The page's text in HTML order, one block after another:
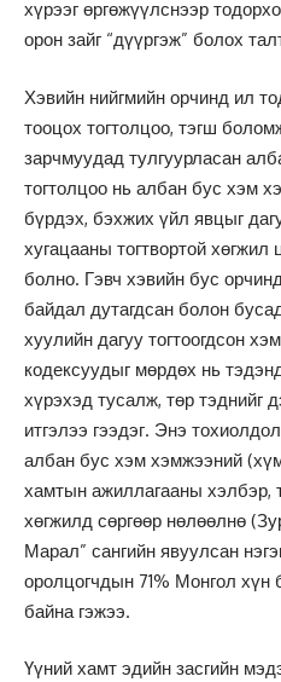
хүрээг өргөжүүлснээр
орон зайг “дүүргэж” болох
Хэвийн нийгмийн орчинд ил
тооцох тогтолцоо, тэгш
зарчмуудад тулгуурласан
тогтолцоо нь албан бус хэм
бүрдэх, бэхжих үйл явцыг
хугацааны тогтвортой хөгжил
болно. Гэвч хэвийн бус
байдал дутагдсан болон
хуулийн дагуу тогтоогдсон
кодексуудыг мөрдөх нь
хүрэхэд тусалж, төр тэднийг
итгэлээ гээдэг. Энэ
албан бус хэм хэмжээний
хамтын ажиллагааны хэлбэр,
хөгжилд сөргөөр нөлөөлнө
Марал” сангийн явуулсан
оролцогчдын 71% Монгол хүн
байна гэжээ.
Үүний хамт эдийн засгийн